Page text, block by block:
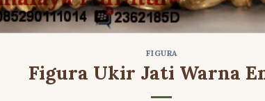
FIGURA
Figura Ukir Jati Warna